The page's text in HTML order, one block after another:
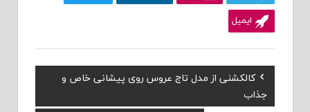
ایمیل
راهبری
Previous
Post:
کالکشنی از مدل تاج عروس روی پیشانی خاص و
جذاب